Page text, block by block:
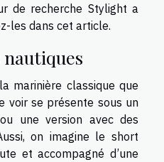
de recherche Stylight a
les dans cet article.
marinière classique que
voir se présente sous un
une version avec des
on imagine le short
et accompagné d’une